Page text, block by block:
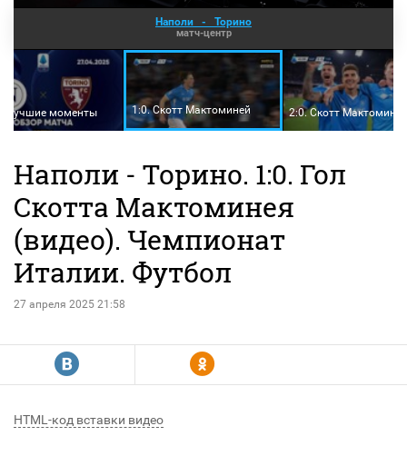
Наполи - Торино
матч-центр
лучшие моменты 1:0. Скотт Мактоминей 2:0. Скотт Мактоминей
Наполи - Торино. 1:0. Гол
Скотта Мактоминея
(видео). Чемпионат
Италии. Футбол
27 апреля 2025 21:58
R Y
HTML-код вставки видео